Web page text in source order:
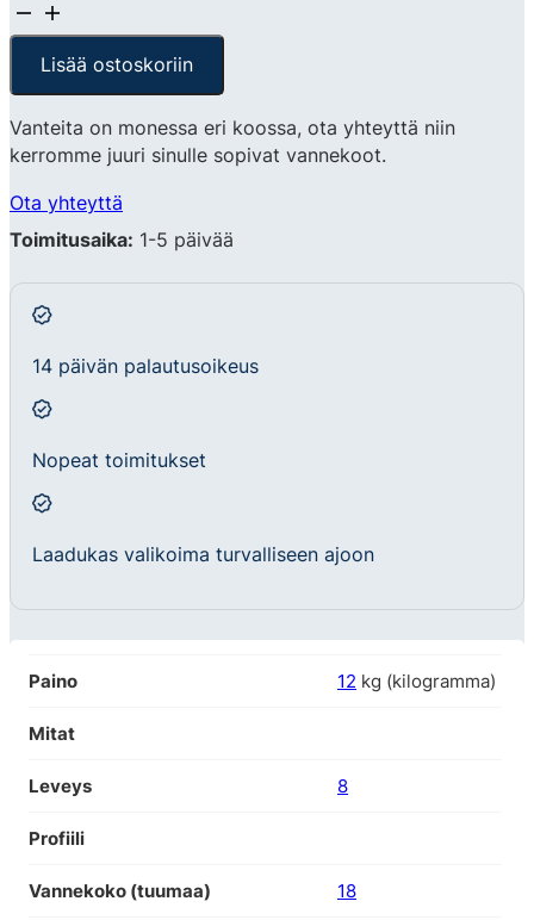
Lisää ostoskoriin
Vanteita on monessa eri koossa, ota yhteyttä niin
kerromme juuri sinulle sopivat vannekoot.
Ota yhteyttä
Toimitusaika: 1-5 päivää
14 päivän palautusoikeus
Nopeat toimitukset
Laadukas valikoima turvalliseen ajoon
Paino 12 kg (kilogramma)
Mitat
Leveys 8
Profiili
Vannekoko (tuumaa) 18